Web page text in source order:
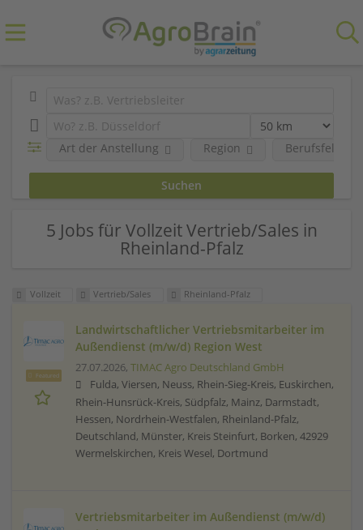
Art der Anstellung Region Berufsfeld
5 Jobs für Vollzeit Vertrieb/Sales in
Rheinland-Pfalz
Vollzeit Vertrieb/Sales Rheinland-Pfalz
Featured
Landwirtschaftlicher Vertriebsmitarbeiter im
Außendienst (m/w/d) Region West
27.07.2026, TIMAC Agro Deutschland GmbH
Fulda, Viersen, Neuss, Rhein-Sieg-Kreis, Euskirchen,
Rhein-Hunsrück-Kreis, Südpfalz, Mainz, Darmstadt,
Hessen, Nordrhein-Westfalen, Rheinland-Pfalz,
Deutschland, Münster, Kreis Steinfurt, Borken, 42929
Wermelskirchen, Kreis Wesel, Dortmund
Vertriebsmitarbeiter im Außendienst (m/w/d)